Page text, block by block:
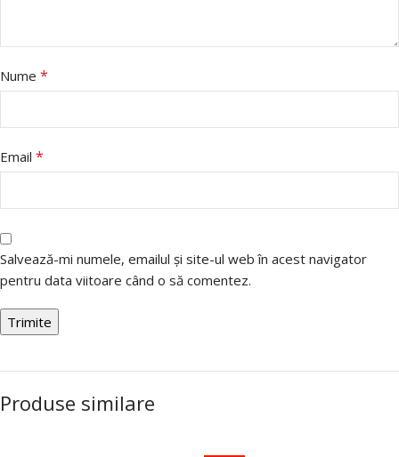
Nume *
Email *
Salvează-mi numele, emailul și site-ul web în acest navigator
pentru data viitoare când o să comentez.
Produse similare